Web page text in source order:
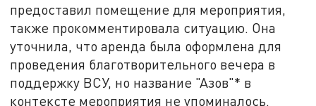
предоставил помещение для мероприятия,
также прокомментировала ситуацию. Она
уточнила, что аренда была оформлена для
проведения благотворительного вечера в
поддержку ВСУ, но название "Азов"* в
контексте мероприятия не упоминалось.